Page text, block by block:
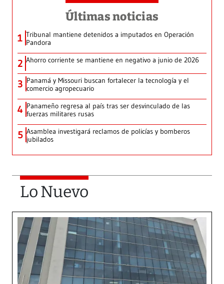
Últimas noticias
1 Tribunal mantiene detenidos a imputados en Operación
Pandora
2 Ahorro corriente se mantiene en negativo a junio de 2026
3 Panamá y Missouri buscan fortalecer la tecnología y el
comercio agropecuario
4 Panameño regresa al país tras ser desvinculado de las
fuerzas militares rusas
5 Asamblea investigará reclamos de policías y bomberos
jubilados
Lo Nuevo